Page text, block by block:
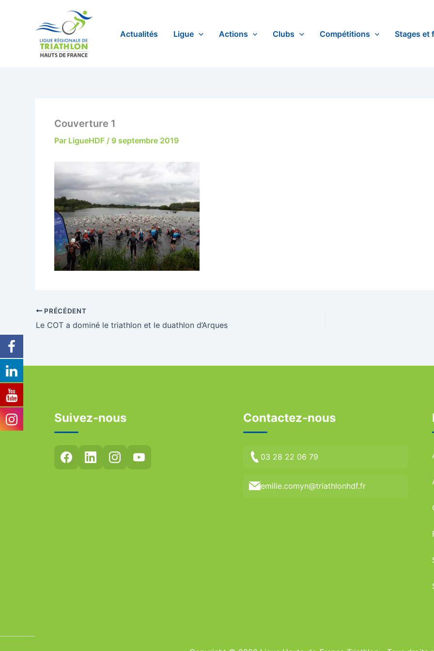
Actualités Ligue Actions Clubs Compétitions Stages et
Couverture 1
Par LigueHDF / 9 septembre 2019
PRÉCÉDENT
Le COT a dominé le triathlon et le duathlon d’Arques
Suivez-nous Contactez-nous
03 28 22 06 79
emilie.comyn@triathlonhdf.fr